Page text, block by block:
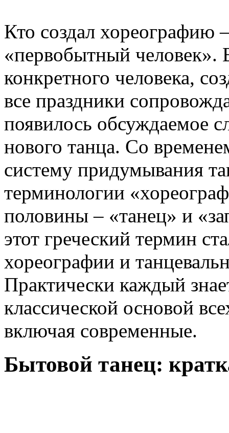
Кто создал хореографию
«первобытный человек».
конкретного человека,
все праздники
появилось обсуждаемое
нового танца. Со
систему придумывания
терминологии
половины – «танец» и
этот греческий термин
хореографии и
Практически каждый
классической основой
включая современные.
Бытовой танец: